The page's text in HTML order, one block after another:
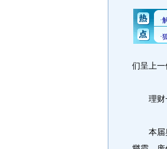
们呈上一
理财一
本届奥